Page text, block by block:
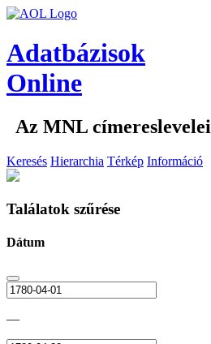
Adatbázisok
Online
Az MNL címereslevelei
Keresés Hierarchia Térkép Információ
Találatok szűrése
Dátum
—